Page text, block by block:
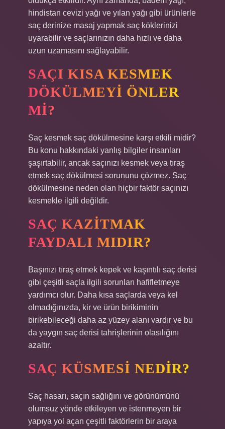
hindistan cevizi yağı ve yılan yağı gibi ürünlerle
saç derinize masaj yapmak saç köklerinizi
uyarabilir ve saçlarınızın daha hızlı ve daha
uzun uzamasını sağlayabilir.
SAÇI KISA KESMEK
DÖKÜLMEYI ÖNLER
MI?
Saç kesmek saç dökülmesine karşı etkili midir?
Bu konu hakkındaki yanlış bilgiler insanları
şaşırtabilir, ancak saçınızı kesmek veya tıraş
etmek saç dökülmesi sorununu çözmez. Saç
dökülmesine neden olan hiçbir faktör saçınızı
kesmekle ilgili değildir.
SAÇ KAZITMAK
FAYDALI MIDIR?
Başınızı tıraş etmek kepek ve kaşıntılı saç derisi
gibi çeşitli saçla ilgili sorunları hafifletmeye
yardımcı olur. Daha kısa saçlarda veya kel
olmadığınızda, kir ve ürün birikiminin
birikebileceği daha az yüzey alanı vardır ve bu
da yaygın saç derisi tahrişlerinin olasılığını
azaltır.
SAÇ KÜSMESI NEDIR?
Saç hasarı, saçın sağlığını ve görünümünü
olumsuz yönde etkileyen ve istenmeyen bir
yapıya yol açan çeşitli faktörlerin bir araya